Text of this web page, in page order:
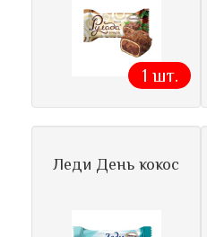
1 шт.
Леди День кокос